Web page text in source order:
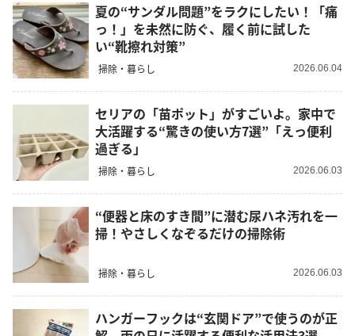
夏の“サンダル問題”をラクにしたい！「痛
っ！」を未然に防ぐ、履く前に試した
い“靴擦れ対策”
掃除・暮らし 2026.06.04
セリアの「苗ポット」がすごいよ。家中で
大活躍する“驚きの使い方7選”「えっ便利
過ぎる」
掃除・暮らし 2026.06.03
“便器と床のすき間”に潜む尿ハネ汚れを一
掃！やさしくなぞるだけの掃除術
掃除・暮らし 2026.06.03
ハンガーフックは“玄関ドア”で使うのが正